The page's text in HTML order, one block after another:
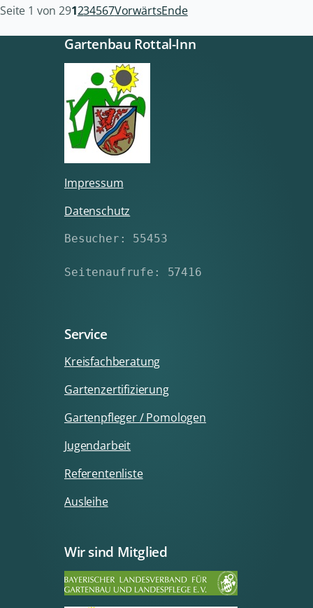
Seite 1 von 291234567VorwärtsEnde
Gartenbau Rottal-Inn
Impressum
Datenschutz
Besucher: 55453
Seitenaufrufe: 57416
Service
Kreisfachberatung
Gartenzertifizierung
Gartenpfleger / Pomologen
Jugendarbeit
Referentenliste
Ausleihe
Wir sind Mitglied